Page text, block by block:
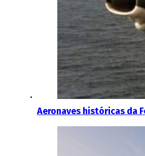
Aeronaves históricas da